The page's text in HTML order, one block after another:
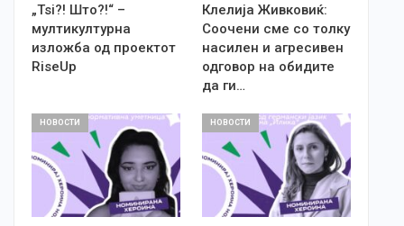
„Tsi?! Што?!“ –
мултикултурна
изложба од проектот
RiseUp
Клелија Живковиќ:
Соочени сме со толку
насилен и агресивен
одговор на обидите
да ги…
НОВОСТИ НОВОСТИ